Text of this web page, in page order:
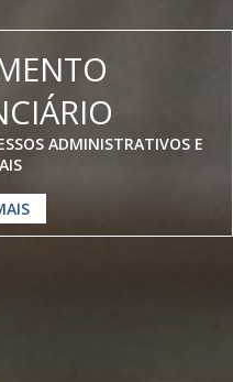
ADMINISTRATIVOS E